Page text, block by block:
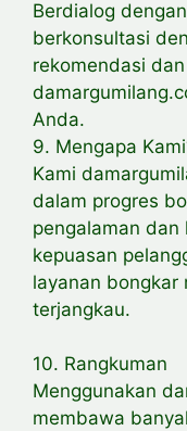
Berdialog
berkonsultasi
rekomendasi
Anda.
9. Mengapa
Kami
dalam progres
pengalaman
kepuasan
layanan bongkar
terjangkau.
10. Rangkuman
Menggunakan
membawa